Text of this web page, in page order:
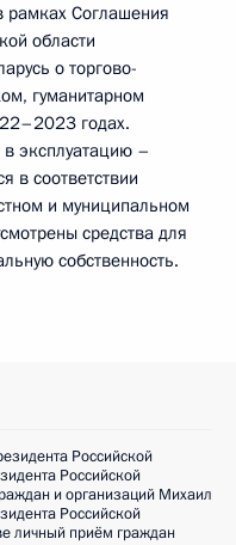
рамках Соглашения
области
о торгово-
гуманитарном
годах.
эксплуатацию –
в соответствии
и муниципальном
средства для
собственность.
Российской
Российской
и организаций Михаил
Российской
личный приём граждан